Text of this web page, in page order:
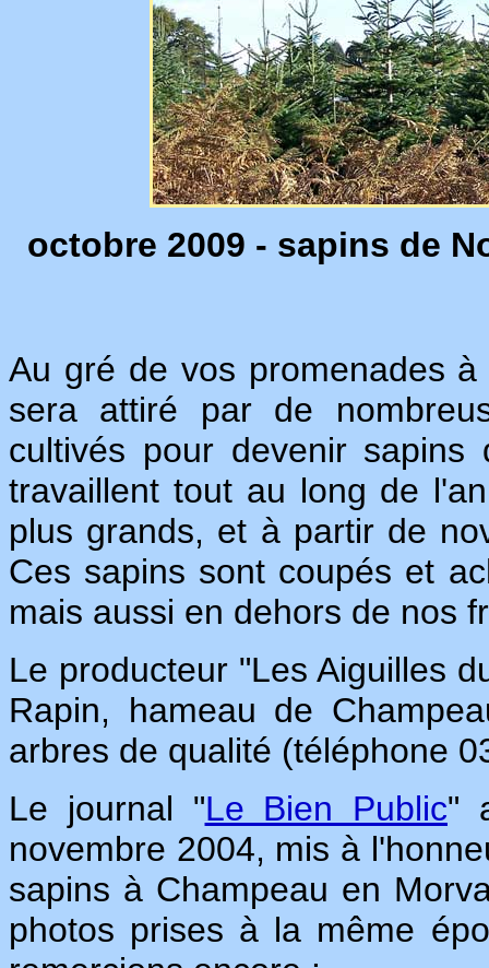
octobre 2009 - sapins de
Au gré de vos promenades
sera attiré par de
cultivés pour devenir sapins
travaillent tout au long de
plus grands, et à partir de
Ces sapins sont coupés et
mais aussi en dehors de nos
Le producteur "Les Aiguilles
Rapin, hameau de
arbres de qualité (téléphone
Le journal "Le Bien Public"
novembre 2004, mis à
sapins à Champeau en
photos prises à la même